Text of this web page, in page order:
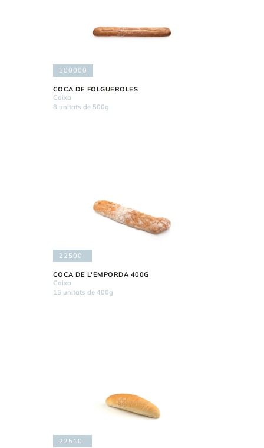
500000
COCA DE FOLGUEROLES
Caixa
8 unitats de 500g
22500
COCA DE L'EMPORDA 400G
Caixa
15 unitats de 400g
22510